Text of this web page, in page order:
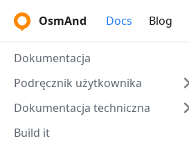
OsmAnd Docs Blog
Dokumentacja
Podręcznik użytkownika
Dokumentacja techniczna
Build it